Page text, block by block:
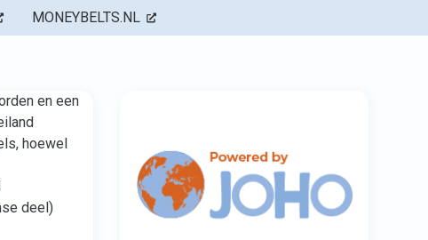
MONEYBELTS.NL
en een
hoewel
deel)